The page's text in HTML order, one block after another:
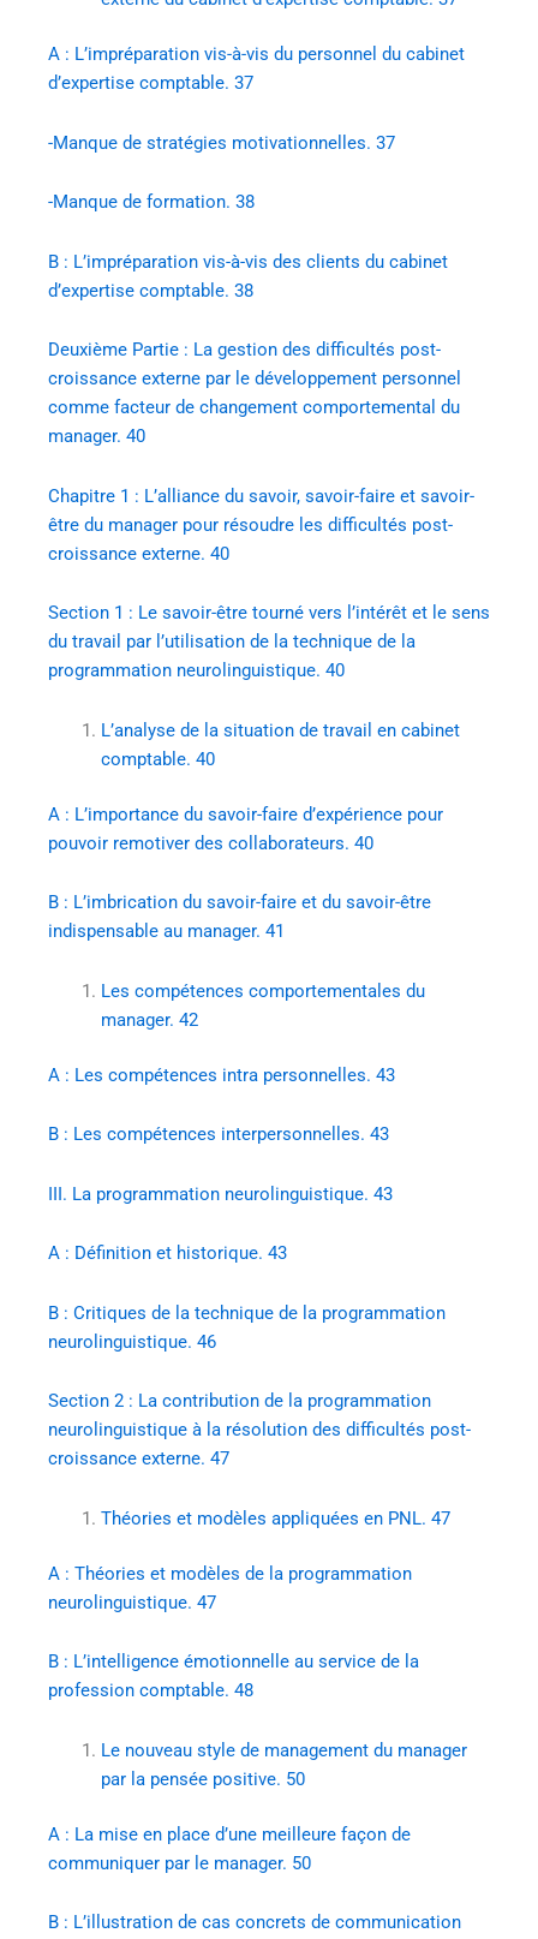
A : L’impréparation vis-à-vis du personnel du cabinet
d’expertise comptable. 37
-Manque de stratégies motivationnelles. 37
-Manque de formation. 38
B : L’impréparation vis-à-vis des clients du cabinet
d’expertise comptable. 38
Deuxième Partie : La gestion des difficultés post-
croissance externe par le développement personnel
comme facteur de changement comportemental du
manager. 40
Chapitre 1 : L’alliance du savoir, savoir-faire et savoir-
être du manager pour résoudre les difficultés post-
croissance externe. 40
Section 1 : Le savoir-être tourné vers l’intérêt et le sens
du travail par l’utilisation de la technique de la
programmation neurolinguistique. 40
L’analyse de la situation de travail en cabinet
comptable. 40
A : L’importance du savoir-faire d’expérience pour
pouvoir remotiver des collaborateurs. 40
B : L’imbrication du savoir-faire et du savoir-être
indispensable au manager. 41
Les compétences comportementales du
manager. 42
A : Les compétences intra personnelles. 43
B : Les compétences interpersonnelles. 43
III. La programmation neurolinguistique. 43
A : Définition et historique. 43
B : Critiques de la technique de la programmation
neurolinguistique. 46
Section 2 : La contribution de la programmation
neurolinguistique à la résolution des difficultés post-
croissance externe. 47
Théories et modèles appliquées en PNL. 47
A : Théories et modèles de la programmation
neurolinguistique. 47
B : L’intelligence émotionnelle au service de la
profession comptable. 48
Le nouveau style de management du manager
par la pensée positive. 50
A : La mise en place d’une meilleure façon de
communiquer par le manager. 50
B : L’illustration de cas concrets de communication